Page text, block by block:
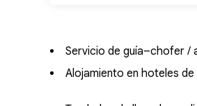
Servicio de guía–chofer /
Alojamiento en hoteles